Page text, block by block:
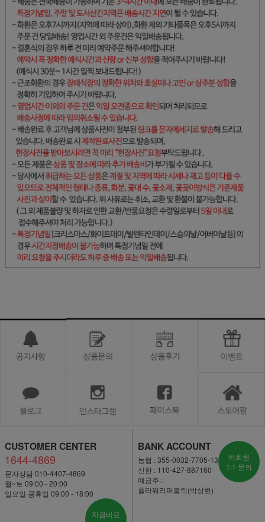
CUSTOMER CENTER
1644-4869
문자상담 010-4407-4869
월~토 09:00 - 20:00
일요일·공휴일 09:00 - 18:00
지금바로
BANK ACCOUNT
농협 : 355-0032-7705-13
신한 : 110-427-887160
예금주 :
플라워리퍼블릭(박상현)
비회원
1:1 문의